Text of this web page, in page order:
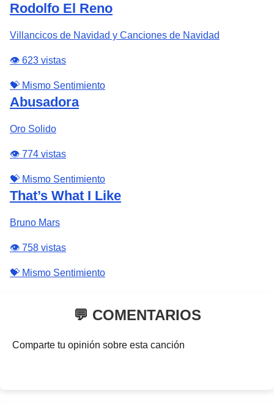
Rodolfo El Reno
Villancicos de Navidad y Canciones de Navidad
👁️ 623 vistas
💝 Mismo Sentimiento
Abusadora
Oro Solido
👁️ 774 vistas
💝 Mismo Sentimiento
That’s What I Like
Bruno Mars
👁️ 758 vistas
💝 Mismo Sentimiento
💬 COMENTARIOS
Comparte tu opinión sobre esta canción